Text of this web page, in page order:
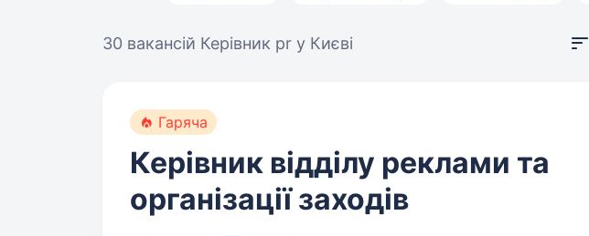
30 вакансій Керівник pr у Києві
Гаряча
Керівник відділу реклами та
організації заходів